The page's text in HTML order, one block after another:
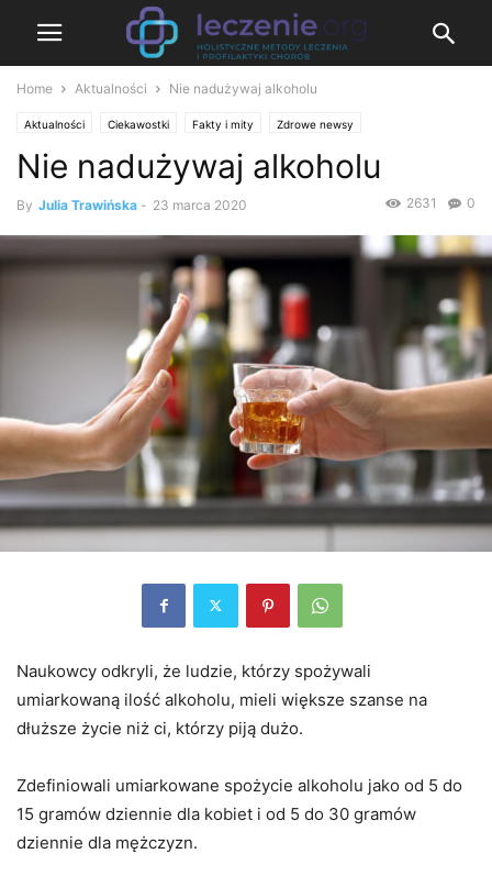
Home Aktualności Nie nadużywaj alkoholu
Aktualności Ciekawostki Fakty i mity Zdrowe newsy
Nie nadużywaj alkoholu
By Julia Trawińska - 23 marca 2020 0
2631
Naukowcy odkryli, że ludzie, którzy spożywali
umiarkowaną ilość alkoholu, mieli większe szanse na
dłuższe życie niż ci, którzy piją dużo.
Zdefiniowali umiarkowane spożycie alkoholu jako od 5 do
15 gramów dziennie dla kobiet i od 5 do 30 gramów
dziennie dla mężczyzn.